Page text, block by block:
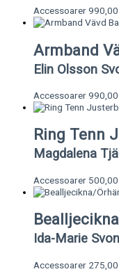
Accessoarer990,00
Armband
Elin Olsson
Accessoarer990,00
Ring Tenn
Magdalena
Accessoarer 500,00
Ida-Marie
Accessoarer 275,00